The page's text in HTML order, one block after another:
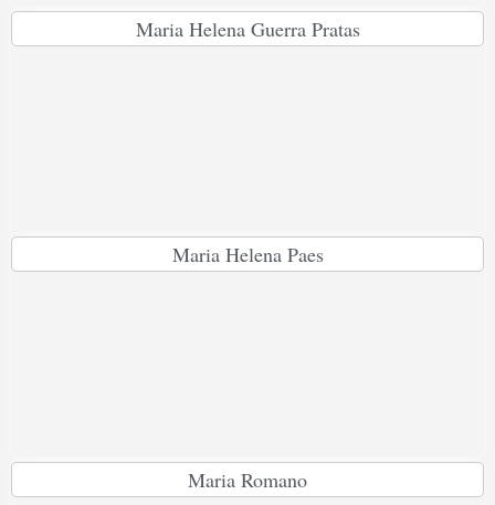
Maria Helena Guerra Pratas
Maria Helena Paes
Maria Romano